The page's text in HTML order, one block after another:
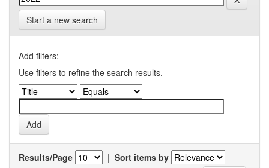
Start a new search
Add filters:
Use filters to refine the search results.
Results/Page | Sort items by